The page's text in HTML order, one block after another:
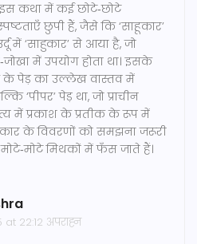
कथा में कई छोटे‑छोटे
छुपी हैं, जैसे कि ‘साहूकार’
में ‘साहुकार’ से आया है, जो
में उपयोग होता था। इसके
के पेड़ का उल्लेख वास्तव में
‘पीपर’ पेड़ था, जो प्राचीन
में प्रकाश के प्रतीक के रूप में
के विवरणों को समझना जरूरी
मिथकों में फँस जाते हैं।
at 22:12 अपराह्न